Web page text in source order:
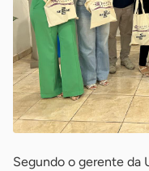
Segundo o gerente da